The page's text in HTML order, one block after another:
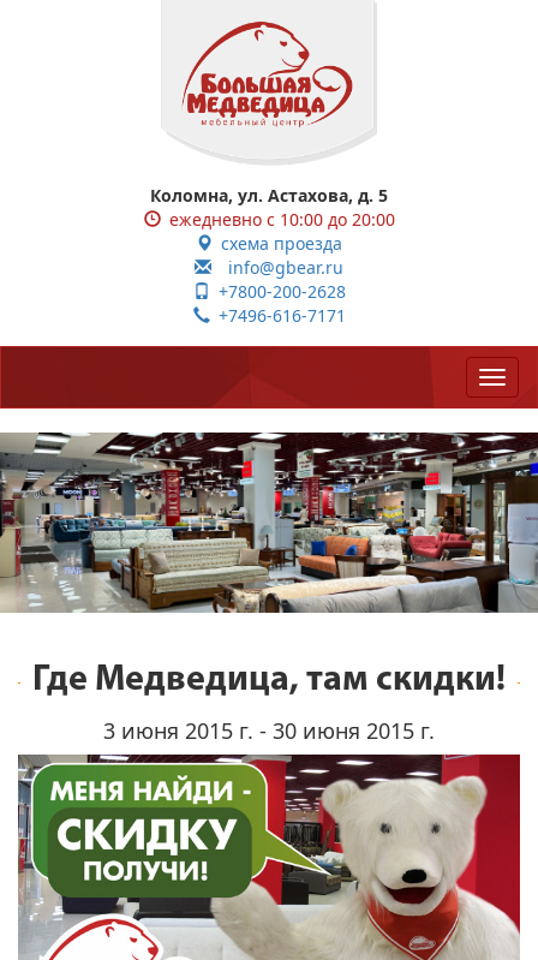
Коломна, ул. Астахова, д. 5
ежедневно с 10:00 до 20:00
схема проезда
info@gbear.ru
+7800-200-2628
+7496-616-7171
Где Медведица, там скидки!
3 июня 2015 г. - 30 июня 2015 г.